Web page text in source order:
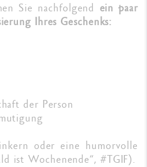
Sie nachfolgend ein paar
Ihres Geschenks:
der Person
oder eine humorvolle
ist Wochenende“, #TGIF).